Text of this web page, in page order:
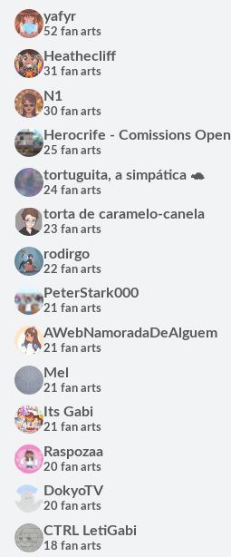
yafyr
52 fan arts
Heathecliff
31 fan arts
N1
30 fan arts
Herocrife - Comissions Open
25 fan arts
tortuguita, a simpática 🐢
24 fan arts
torta de caramelo-canela
23 fan arts
rodirgo
22 fan arts
PeterStark000
21 fan arts
AWebNamoradaDeAlguem
21 fan arts
Mel
21 fan arts
Its Gabi
21 fan arts
Raspozaa
20 fan arts
DokyoTV
20 fan arts
CTRL LetiGabi
18 fan arts